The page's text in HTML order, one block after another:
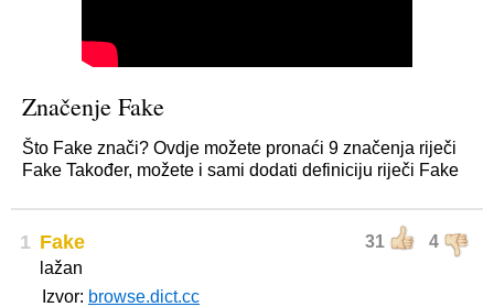
Značenje Fake
Što Fake znači? Ovdje možete pronaći 9 značenja riječi
Fake Također, možete i sami dodati definiciju riječi Fake
1 31 4
Fake
lažan
Izvor: browse.dict.cc